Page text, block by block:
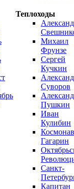
Теплоходы
Михаил
Фрунзе
Сергей
Кучкин
Суворов
Пушкин
Иван
Кулибин
Гагарин
Санкт-
Капитан